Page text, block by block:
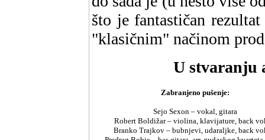
što je fantastičan
"klasičnim" načinom
U stvaranju
Zabranjeno pušenje:
Sejo Sexon – vokal, gitara
Robert Boldižar – violina, klavijature, back
Branko Trajkov – bubnjevi, udaraljke, back